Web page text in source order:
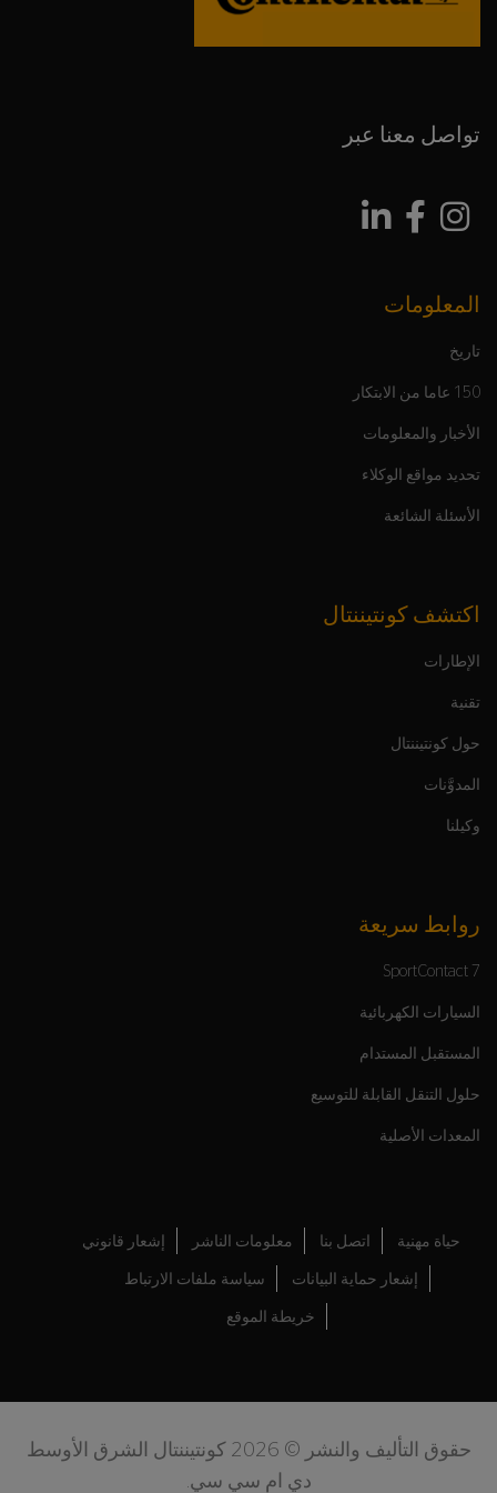
تواصل معنا عبر
المعلومات
تاريخ
150 عاما من الابتكار
الأخبار والمعلومات
تحديد مواقع الوكلاء
الأسئلة الشائعة
اكتشف كونتيننتال
الإطارات
تقنية
حول كونتيننتال
المدوَّنات
وكيلنا
روابط سريعة
SportContact 7
السيارات الكهربائية
المستقبل المستدام
حلول التنقل القابلة للتوسيع
المعدات الأصلية
حياة مهنية اتصل بنا معلومات الناشر إشعار قانوني
إشعار حماية البيانات سياسة ملفات الارتباط
خريطة الموقع
حقوق التأليف والنشر © 2026 كونتيننتال الشرق الأوسط
دي ام سي سي.